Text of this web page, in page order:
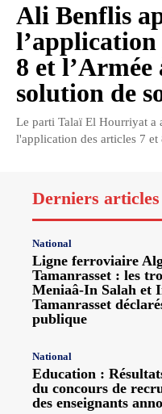
Ali Benflis
l’application
8 et
solution de
Le parti Talaï El Hourriyat a
l'application des articles 7
Derniers articles
National
Ligne ferroviaire
Tamanrasset : les
Meniaâ-In Salah et
Tamanrasset
publique
National
Education :
du concours de
des enseignants